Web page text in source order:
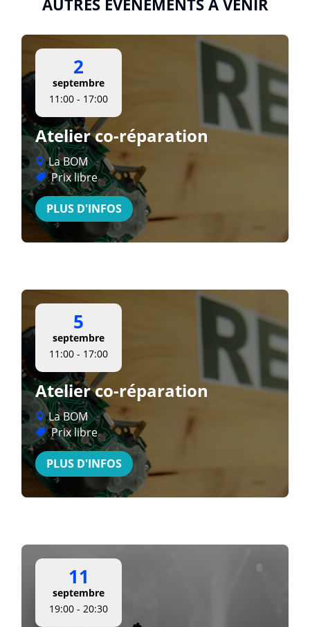
AUTRES ÉVÉNEMENTS À VENIR
2
septembre
11:00 - 17:00
Atelier co-réparation
La BOM
Prix libre
PLUS D'INFOS
5
septembre
11:00 - 17:00
Atelier co-réparation
La BOM
Prix libre
PLUS D'INFOS
11
septembre
19:00 - 20:30